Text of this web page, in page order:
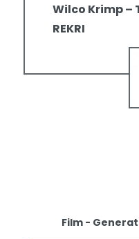
Wilco Krimp
REKRI
Film -